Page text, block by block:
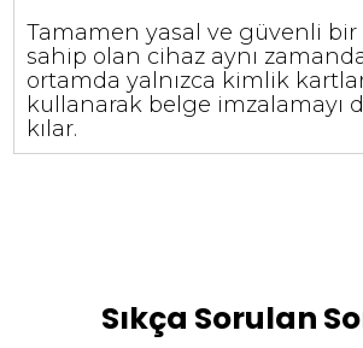
Tamamen yasal ve güvenli bir
sahip olan cihaz aynı
ortamda yalnızca kimlik
kullanarak belge imzalamayı
kılar.
Sıkça Sorulan